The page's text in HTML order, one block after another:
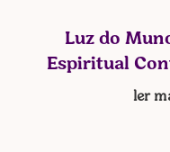
Luz do
Espiritual
ler